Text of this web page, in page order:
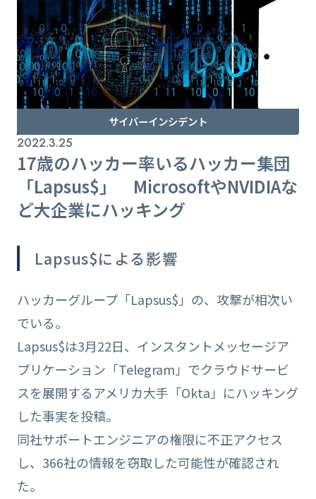
サイバーインシデント
2022.3.25
17歳のハッカー率いるハッカー集団
「Lapsus$」 MicrosoftやNVIDIAな
ど大企業にハッキング
Lapsus$による影響
ハッカーグループ「Lapsus$」の、攻撃が相次い
でいる。
Lapsus$は3月22日、インスタントメッセージア
プリケーション「Telegram」でクラウドサービ
スを展開するアメリカ大手「Okta」にハッキング
した事実を投稿。
同社サポートエンジニアの権限に不正アクセス
し、366社の情報を窃取した可能性が確認され
た。